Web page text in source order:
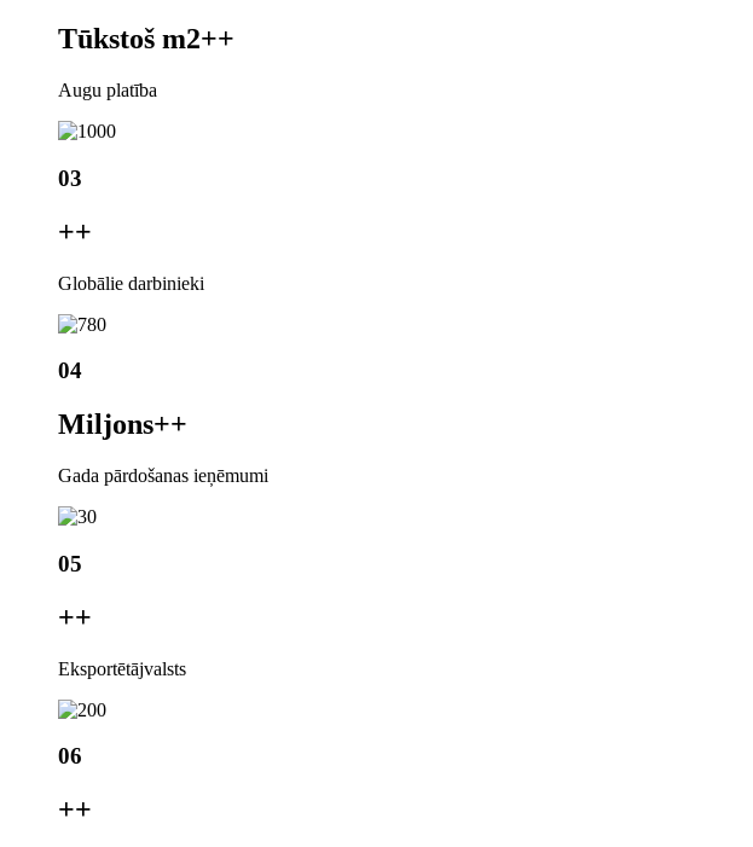
Tūkstoš m2++
Augu platība
03
++
Globālie darbinieki
04
Miljons++
Gada pārdošanas ieņēmumi
05
++
Eksportētājvalsts
06
++